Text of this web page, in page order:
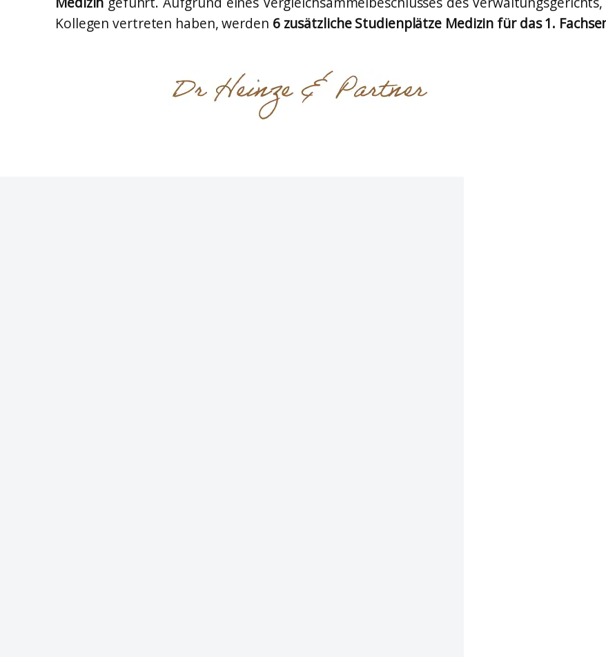
Kollegen vertreten haben, werden 6 zusätzliche Studienplätze Medizin für das 1.